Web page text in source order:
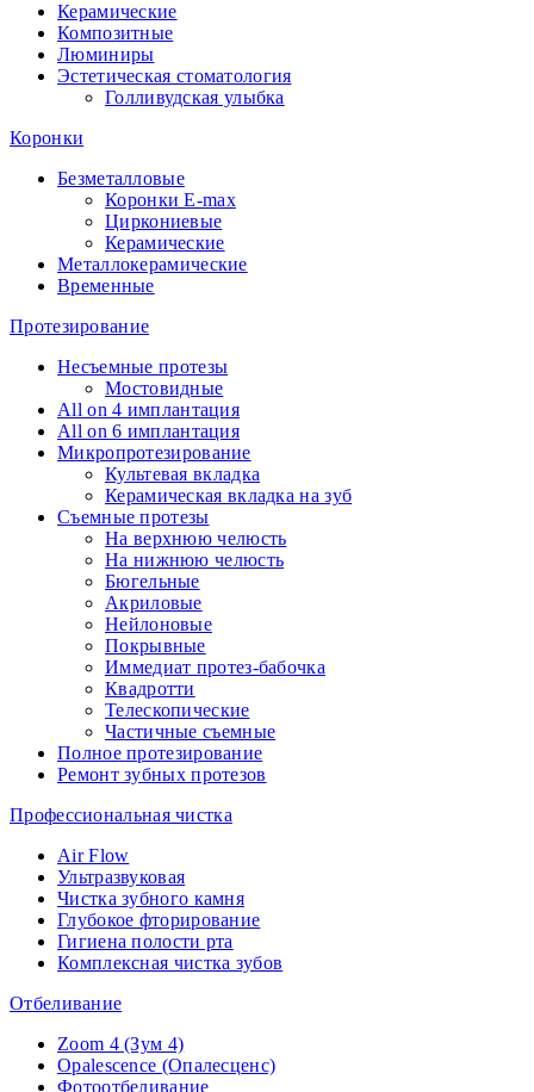
Керамические
Композитные
Люминиры
Эстетическая стоматология
Голливудская улыбка
Коронки
Безметалловые
Коронки E-max
Циркониевые
Керамические
Металлокерамические
Временные
Протезирование
Несъемные протезы
Мостовидные
All on 4 имплантация
All on 6 имплантация
Микропротезирование
Культевая вкладка
Керамическая вкладка на зуб
Съемные протезы
На верхнюю челюсть
На нижнюю челюсть
Бюгельные
Акриловые
Нейлоновые
Покрывные
Иммедиат протез-бабочка
Квадротти
Телескопические
Частичные съемные
Полное протезирование
Ремонт зубных протезов
Профессиональная чистка
Air Flow
Ультразвуковая
Чистка зубного камня
Глубокое фторирование
Гигиена полости рта
Комплексная чистка зубов
Отбеливание
Zoom 4 (Зум 4)
Opalescence (Опалесценс)
Фотоотбеливание